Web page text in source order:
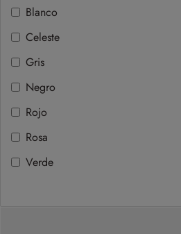
Blanco
Celeste
Gris
Negro
Rojo
Rosa
Verde